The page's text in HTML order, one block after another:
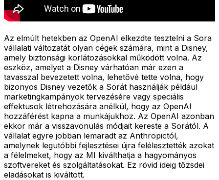
Az elmúlt hetekben az OpenAI elkezdte tesztelni a Sora
vállalati változatát olyan cégek számára, mint a Disney,
amely biztonsági korlátozásokkal működött volna. Az
eszköz, amelyet a Disney várhatóan már ezen a
tavasszal bevezetett volna, lehetővé tette volna, hogy
bizonyos Disney vezetők a Sorát használják például
marketingkampányok tervezésére vagy speciális
effektusok létrehozására anélkül, hogy az OpenAI
hozzáférést kapna a munkájukhoz. Az OpenAI azonban
ekkor már a visszavonulás módjait kereste a Sorától. A
vállalat egyre jobban lemaradt az Anthropictól,
amelynek legutóbbi fejlesztései újra felélesztették azokat
a félelmeket, hogy az MI kiválthatja a hagyományos
szoftvereket és szolgáltatásokat. Ez rövid ideig tőzsdei
eladásokat is kiváltott.